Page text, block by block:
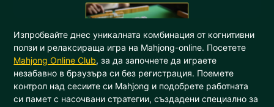
Изпробвайте днес уникалната комбинация от когнитивни
ползи и релаксираща игра на Mahjong-online. Посетете
Mahjong Online Club, за да започнете да играете
незабавно в браузъра си без регистрация. Поемете
контрол над сесиите си Mahjong и подобрете работната
си памет с насочвани стратегии, създадени специално за